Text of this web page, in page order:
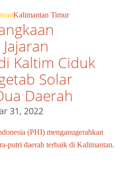
Kalimantan Timur
Kaltim Ciduk
Solar
Daerah
31, 2022